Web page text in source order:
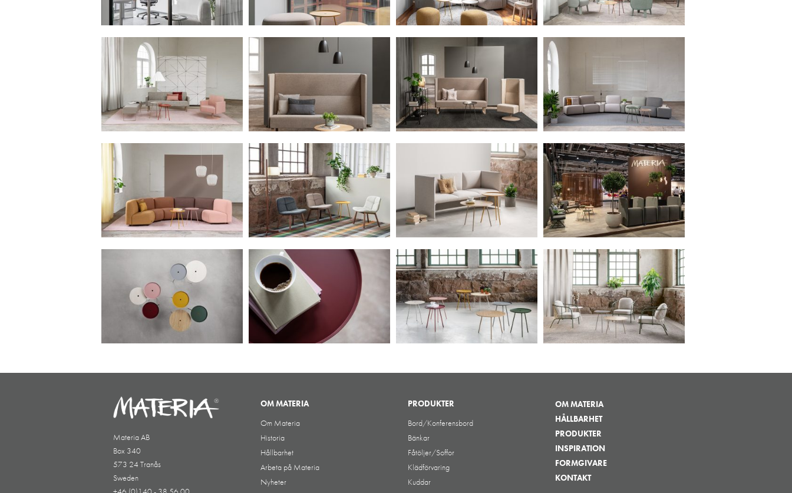
Materia AB
Box 340
573 24 Tranås
Sweden
OM MATERIA
Om Materia
Historia
Hållbarhet
Arbeta på Materia
Nyheter
PRODUKTER
Bord/Konferensbord
Bänkar
Fåtöljer/Soffor
Klädförvaring
Kuddar
OM MATERIA
HÅLLBARHET
PRODUKTER
INSPIRATION
FORMGIVARE
KONTAKT